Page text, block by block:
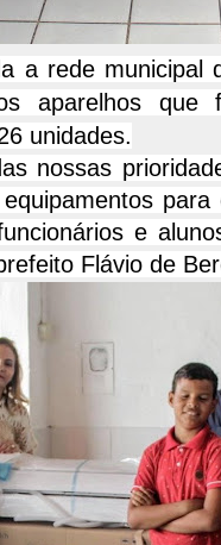
a rede
aparelhos que
unidades.
nossas
e
Flávio de